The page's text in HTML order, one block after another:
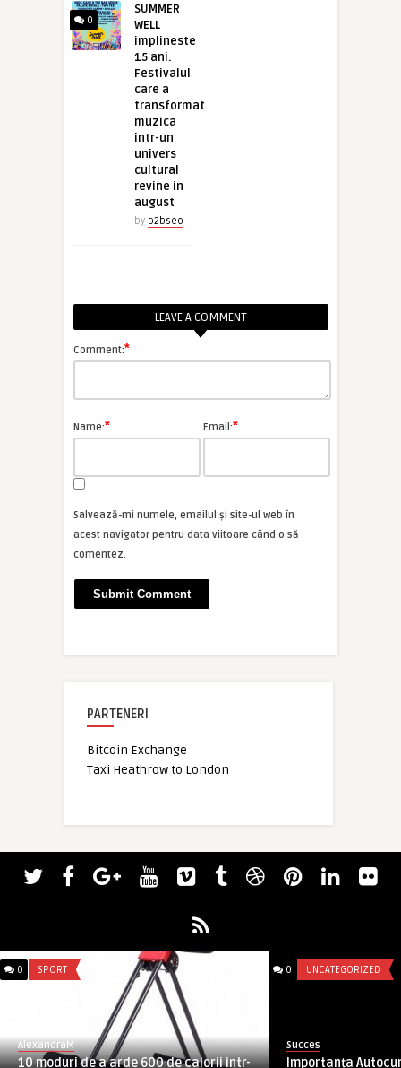
0
SUMMER
WELL
implineste
15 ani.
Festivalul
care a
transformat
muzica
intr-un
univers
cultural
revine in
august
by b2bseo
LEAVE A COMMENT
Comment:*
Name:* Email:*
Salvează-mi numele, emailul și site-ul web în
acest navigator pentru data viitoare când o să
comentez.
PARTENERI
Bitcoin Exchange
Taxi Heathrow to London
0 SPORT
AlexandraM
10 moduri de a arde 600 de calorii intr-
0 UNCATEGORIZED
Succes
Importanța